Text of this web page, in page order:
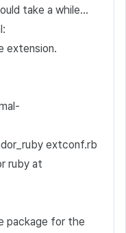
take a while…
extension.
extconf.rb
ruby at
package for the